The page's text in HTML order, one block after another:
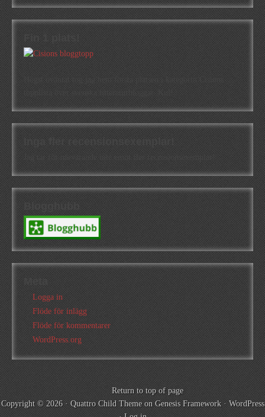
Fin 1 plats!
Inga fler recensionsexemplar!
Jag tar för närvarande inte emot fler recensionsexemplar!
Blogghubb
Logga in
Flöde för inlägg
Flöde för kommentarer
WordPress.org
Return to top of page
Copyright © 2026 ·Quattro Child Themeon Genesis Framework· WordPress